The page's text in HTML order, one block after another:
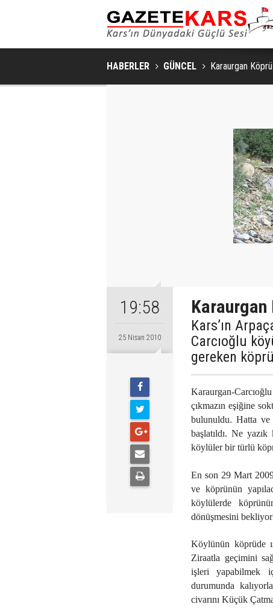
KARS'IN TURIZM POTANSIYELI
HABERLER GÜNCEL Karaurgan
19:58
25 Nisan 2010
Kars’ın
Carcıoğlu
gereken
Karaurgan-
çıkmazın eşiğine
bulunuldu. Hatta ve
başlatıldı. Ne
köylüler bir türlü
En son 29 Mart
ve köprünün
köylülerde
dönüşmesini
Köylünün köprüde
Ziraatla geçimini
işleri yapabilmek
durumunda
civarını Küçük